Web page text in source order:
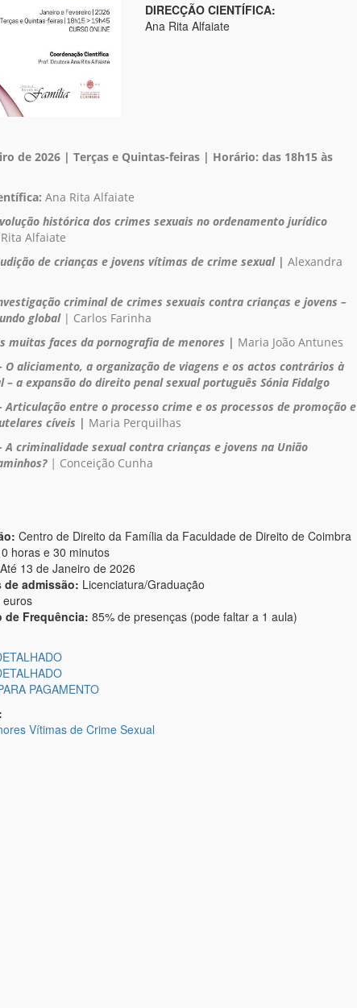
DIRECÇÃO CIENTÍFICA:
Ana Rita Alfaiate
de 2026 | Terças e Quintas-feiras | Horário: das 18h15 às
Ana Rita Alfaiate
histórica dos crimes sexuais no ordenamento jurídico
Alfaiate
de crianças e jovens vítimas de crime sexual | Alexandra
criminal de crimes sexuais contra crianças e jovens –
global | Carlos Farinha
muitas faces da pornografia de menores | Maria João Antunes
O aliciamento, a organização de viagens e os actos contrários à
– a expansão do direito penal sexual português Sónia Fidalgo
Articulação entre o processo crime e os processos de promoção e
cíveis | Maria Perquilhas
A criminalidade sexual contra crianças e jovens na União
| Conceição Cunha
Centro de Direito da Família da Faculdade de Direito de Coimbra
horas e 30 minutos
Até 13 de Janeiro de 2026
de admissão: Licenciatura/Graduação
euros
de Frequência: 85% de presenças (pode faltar a 1 aula)
PAGAMENTO
Vítimas de Crime Sexual